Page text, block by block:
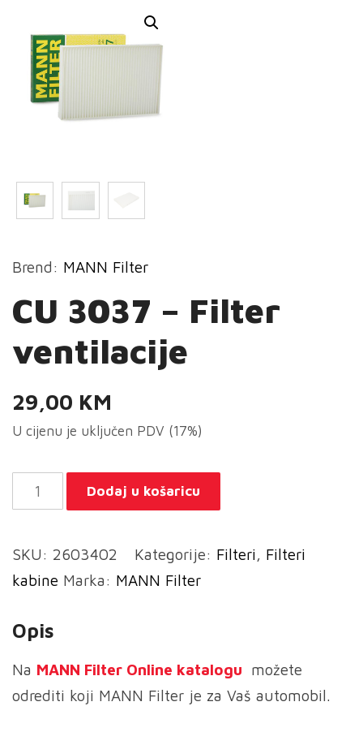
Brend: MANN Filter
CU 3037 – Filter
ventilacije
29,00 KM
U cijenu je uključen PDV (17%)
3037
Filter
ventilacije
Dodaj u košaricu
SKU: 2603402 Kategorije: Filteri, Filteri
kabine Marka: MANN Filter
Opis
Na MANN Filter Online katalogu možete
odrediti koji MANN Filter je za Vaš automobil.